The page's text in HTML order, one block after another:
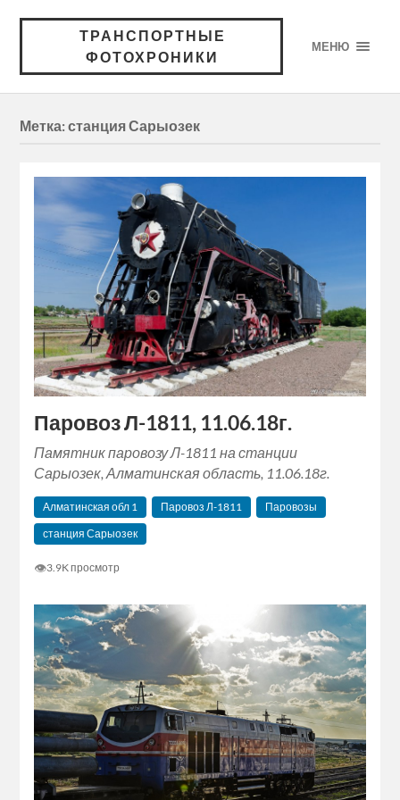
ТРАНСПОРТНЫЕ
ФОТОХРОНИКИ
МЕНЮ
Метка:станция Сарыозек
Паровоз Л-1811, 11.06.18г.
Памятник паровозу Л-1811 на станции
Сарыозек, Алматинская область, 11.06.18г.
Алматинская‬ обл 1 Паровоз Л-1811
Паровозы
станция Сарыозек
👁3.9K просмотр